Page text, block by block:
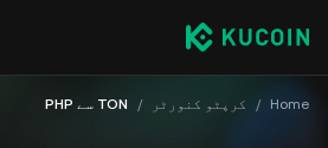
Home
/ کرپٹو کنورٹر / TON سے PHP